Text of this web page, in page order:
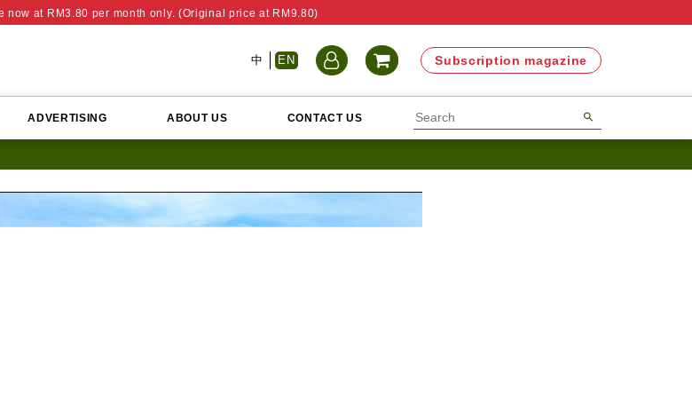
now at RM3.80 per month only. (Original price at RM9.80)
中 EN Subscription magazine
ADVERTISING ABOUT US CONTACT US